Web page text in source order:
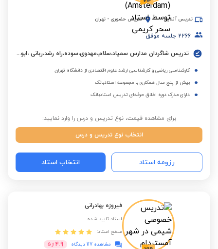
تدریس آنلاین تدریس حضوری - تهران
2266 جلسه موفق
تدریس شاگردان مدارس سمپاد،سلام،مهدوی،سوده،راه رشد،ربانی ،ابوعلی سینا،البرز و مدارس بین المللی.
کارشناسی ریاضی و کارشناسی ارشد علوم اقتصادی از دانشگاه تهران
بیش از پنج سال همکاری با مجموعه استادبانک
دارای مدرک دوره اخلاق حرفه‌ای تدریس استادبانک
برای مشاهده قیمت، نوع تدریس و درس را وارد نمایید:
انتخاب نوع تدریس و درس
رزومه استاد انتخاب استاد
فیروزه بهادرانی
استاد تایید شده
سطح استاد:
مشاهده 117 دیدگاه
4.9 از 5